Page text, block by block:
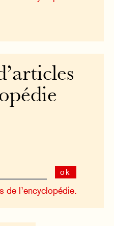
ok
de l’encyclopédie.